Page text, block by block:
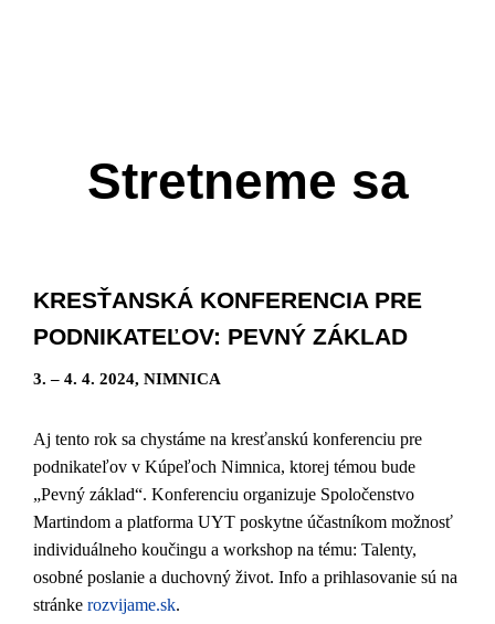
Stretneme sa
KRESŤANSKÁ KONFERENCIA PRE
PODNIKATEĽOV: PEVNÝ ZÁKLAD
3. – 4. 4. 2024, NIMNICA
Aj tento rok sa chystáme na kresťanskú konferenciu pre
podnikateľov v Kúpeľoch Nimnica, ktorej témou bude
„Pevný základ“. Konferenciu organizuje Spoločenstvo
Martindom a platforma UYT poskytne účastníkom možnosť
individuálneho koučingu a workshop na tému: Talenty,
osobné poslanie a duchovný život. Info a prihlasovanie sú na
stránke rozvijame.sk.